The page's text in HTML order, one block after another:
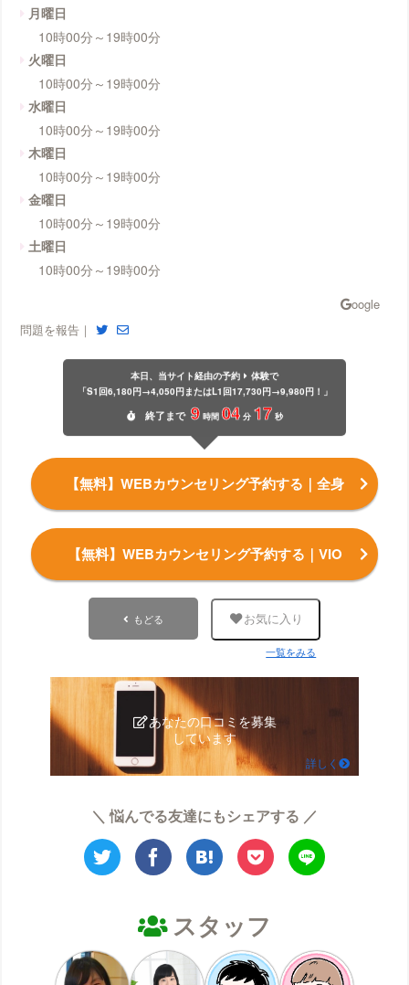
月曜日
10時00分～19時00分
火曜日
10時00分～19時00分
水曜日
10時00分～19時00分
木曜日
10時00分～19時00分
金曜日
10時00分～19時00分
土曜日
10時00分～19時00分
問題を報告｜
本日、当サイト経由の予約
体験で
「S1回6,180円→4,050円またはL1回17,730円→9,980円！」
終了 まで 9 時間 04 分 16 秒
【無料】WEBカウンセリング予約する ｜全身
【無料】WEBカウンセリング予約する ｜VIO
もどる お気に入り
一覧をみる
あなたの口コミを募集
しています
詳しく
＼ 悩んでる友達にもシェアする ／
スタッフ